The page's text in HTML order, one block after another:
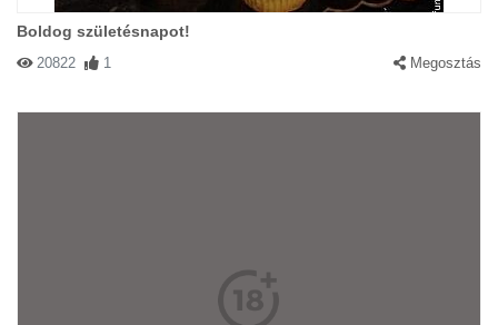
Boldog születésnapot!
20822 1 Megosztás